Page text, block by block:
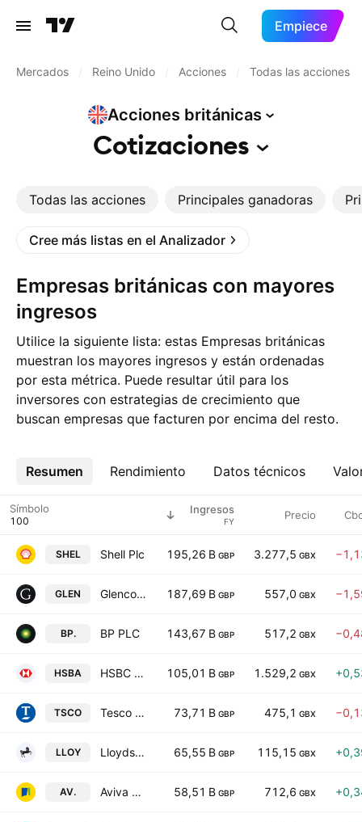
Empiece
Mercados Reino Unido Acciones Todas las acciones
Acciones británicas
Cotizaciones
Todas las acciones Principales ganadoras
Cree más listas en el Analizador
Empresas británicas con mayores
ingresos
Utilice la siguiente lista: estas Empresas británicas
muestran los mayores ingresos y están ordenadas
por esta métrica. Puede resultar útil para los
inversores con estrategias de crecimiento que
buscan empresas que facturen por encima del resto.
Resumen Rendimiento Datos técnicos
Más
Símbolo Ingresos
FY Precio
SHEL Shell Plc 195,26 B GBP 3.277,5 GBX
GLEN Glencore plc 187,69 B GBP 557,0 GBX
BP. BP PLC 143,67 B GBP 517,2 GBX
HSBA HSBC Holdings Plc 105,01 B GBP 1.529,2 GBX
TSCO Tesco PLC 73,71 B GBP 475,1 GBX
LLOY Lloyds Banking Group plc 65,55 B GBP 115,15 GBX
AV. Aviva plc 58,51 B GBP 712,6 GBX